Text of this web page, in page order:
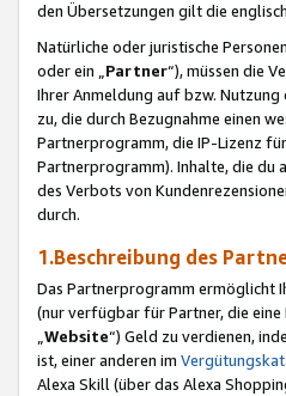
den Übersetzungen gilt die
Natürliche oder juristische
oder ein „Partner“), müssen die
Ihrer Anmeldung auf bzw.
zu, die durch Bezugnahme einen
Partnerprogramm, die IP-Lizenz
Partnerprogramm). Inhalte, die du
des Verbots von
durch.
1.Beschreibung des
Das Partnerprogramm ermöglicht
(nur verfügbar für Partner, die
Website“) Geld zu verdienen,
ist, einer anderen im
Alexa Skill (über das Alexa